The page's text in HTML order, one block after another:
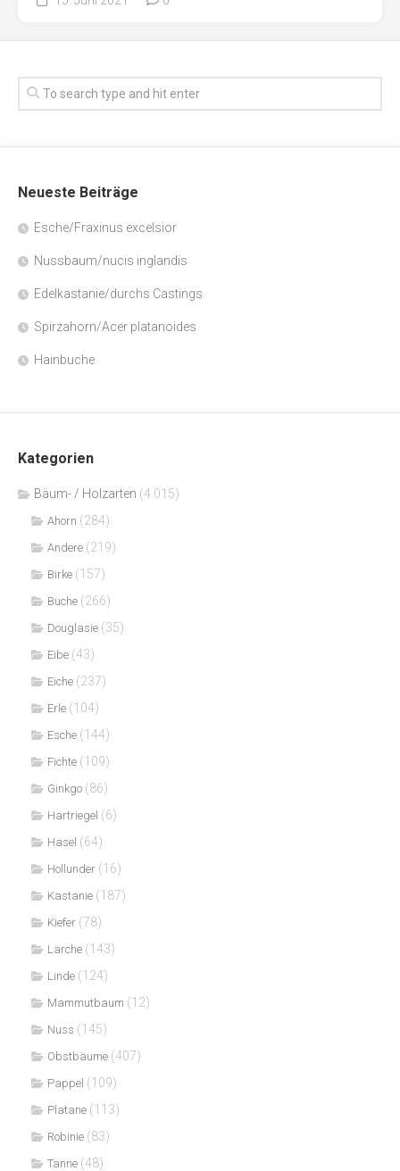
Neueste Beiträge
Esche/Fraxinus excelsior
Nussbaum/nucis inglandis
Edelkastanie/durchs Castings
Spirzahorn/Acer platanoides
Hainbuche
Kategorien
Bäum- / Holzarten (4.015)
Ahorn (284)
Andere (219)
Birke (157)
Buche (266)
Douglasie (35)
Eibe (43)
Eiche (237)
Erle (104)
Esche (144)
Fichte (109)
Ginkgo (86)
Hartriegel (6)
Hasel (64)
Hollunder (16)
Kastanie (187)
Kiefer (78)
Lärche (143)
Linde (124)
Mammutbaum (12)
Nuss (145)
Obstbäume (407)
Pappel (109)
Platane (113)
Robinie (83)
Tanne (48)